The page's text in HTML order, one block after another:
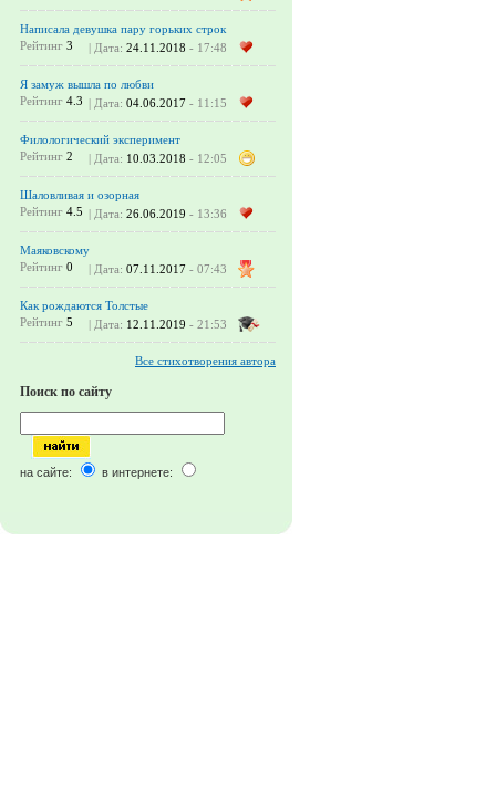
Написала девушка пару горьких строк
Рейтинг 3 | Дата: 24.11.2018 - 17:48
Я замуж вышла по любви
Рейтинг 4.3 | Дата: 04.06.2017 - 11:15
Филологический эксперимент
Рейтинг 2 | Дата: 10.03.2018 - 12:05
Шаловливая и озорная
Рейтинг 4.5 | Дата: 26.06.2019 - 13:36
Маяковскому
Рейтинг 0 | Дата: 07.11.2017 - 07:43
Как рождаются Толстые
Рейтинг 5 | Дата: 12.11.2019 - 21:53
Все стихотворения автора
Поиск по сайту
на сайте: в интернете: